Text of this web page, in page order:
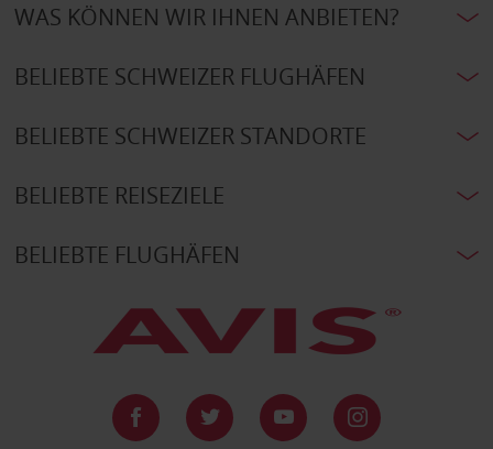
WAS KÖNNEN WIR IHNEN ANBIETEN?
BELIEBTE SCHWEIZER FLUGHÄFEN
BELIEBTE SCHWEIZER STANDORTE
BELIEBTE REISEZIELE
BELIEBTE FLUGHÄFEN